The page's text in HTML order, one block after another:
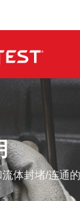
体封堵/连通